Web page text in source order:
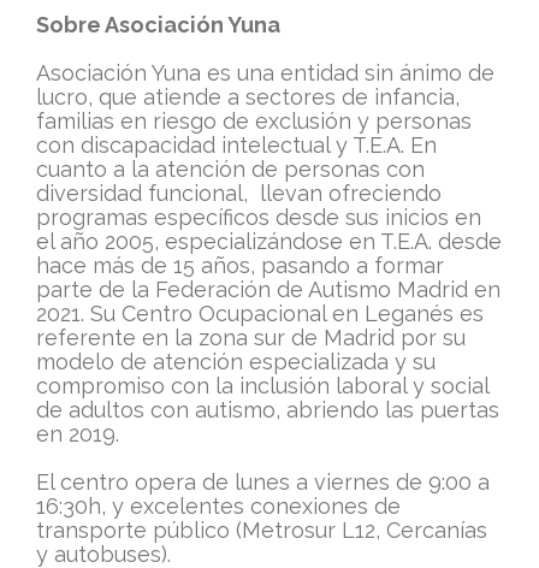
Sobre Asociación Yuna
Asociación Yuna es una entidad sin ánimo de
lucro, que atiende a sectores de infancia,
familias en riesgo de exclusión y personas
con discapacidad intelectual y T.E.A. En
cuanto a la atención de personas con
diversidad funcional, llevan ofreciendo
programas específicos desde sus inicios en
el año 2005, especializándose en T.E.A. desde
hace más de 15 años, pasando a formar
parte de la Federación de Autismo Madrid en
2021. Su Centro Ocupacional en Leganés es
referente en la zona sur de Madrid por su
modelo de atención especializada y su
compromiso con la inclusión laboral y social
de adultos con autismo, abriendo las puertas
en 2019.
El centro opera de lunes a viernes de 9:00 a
16:30h, y excelentes conexiones de
transporte público (Metrosur L12, Cercanías
y autobuses).